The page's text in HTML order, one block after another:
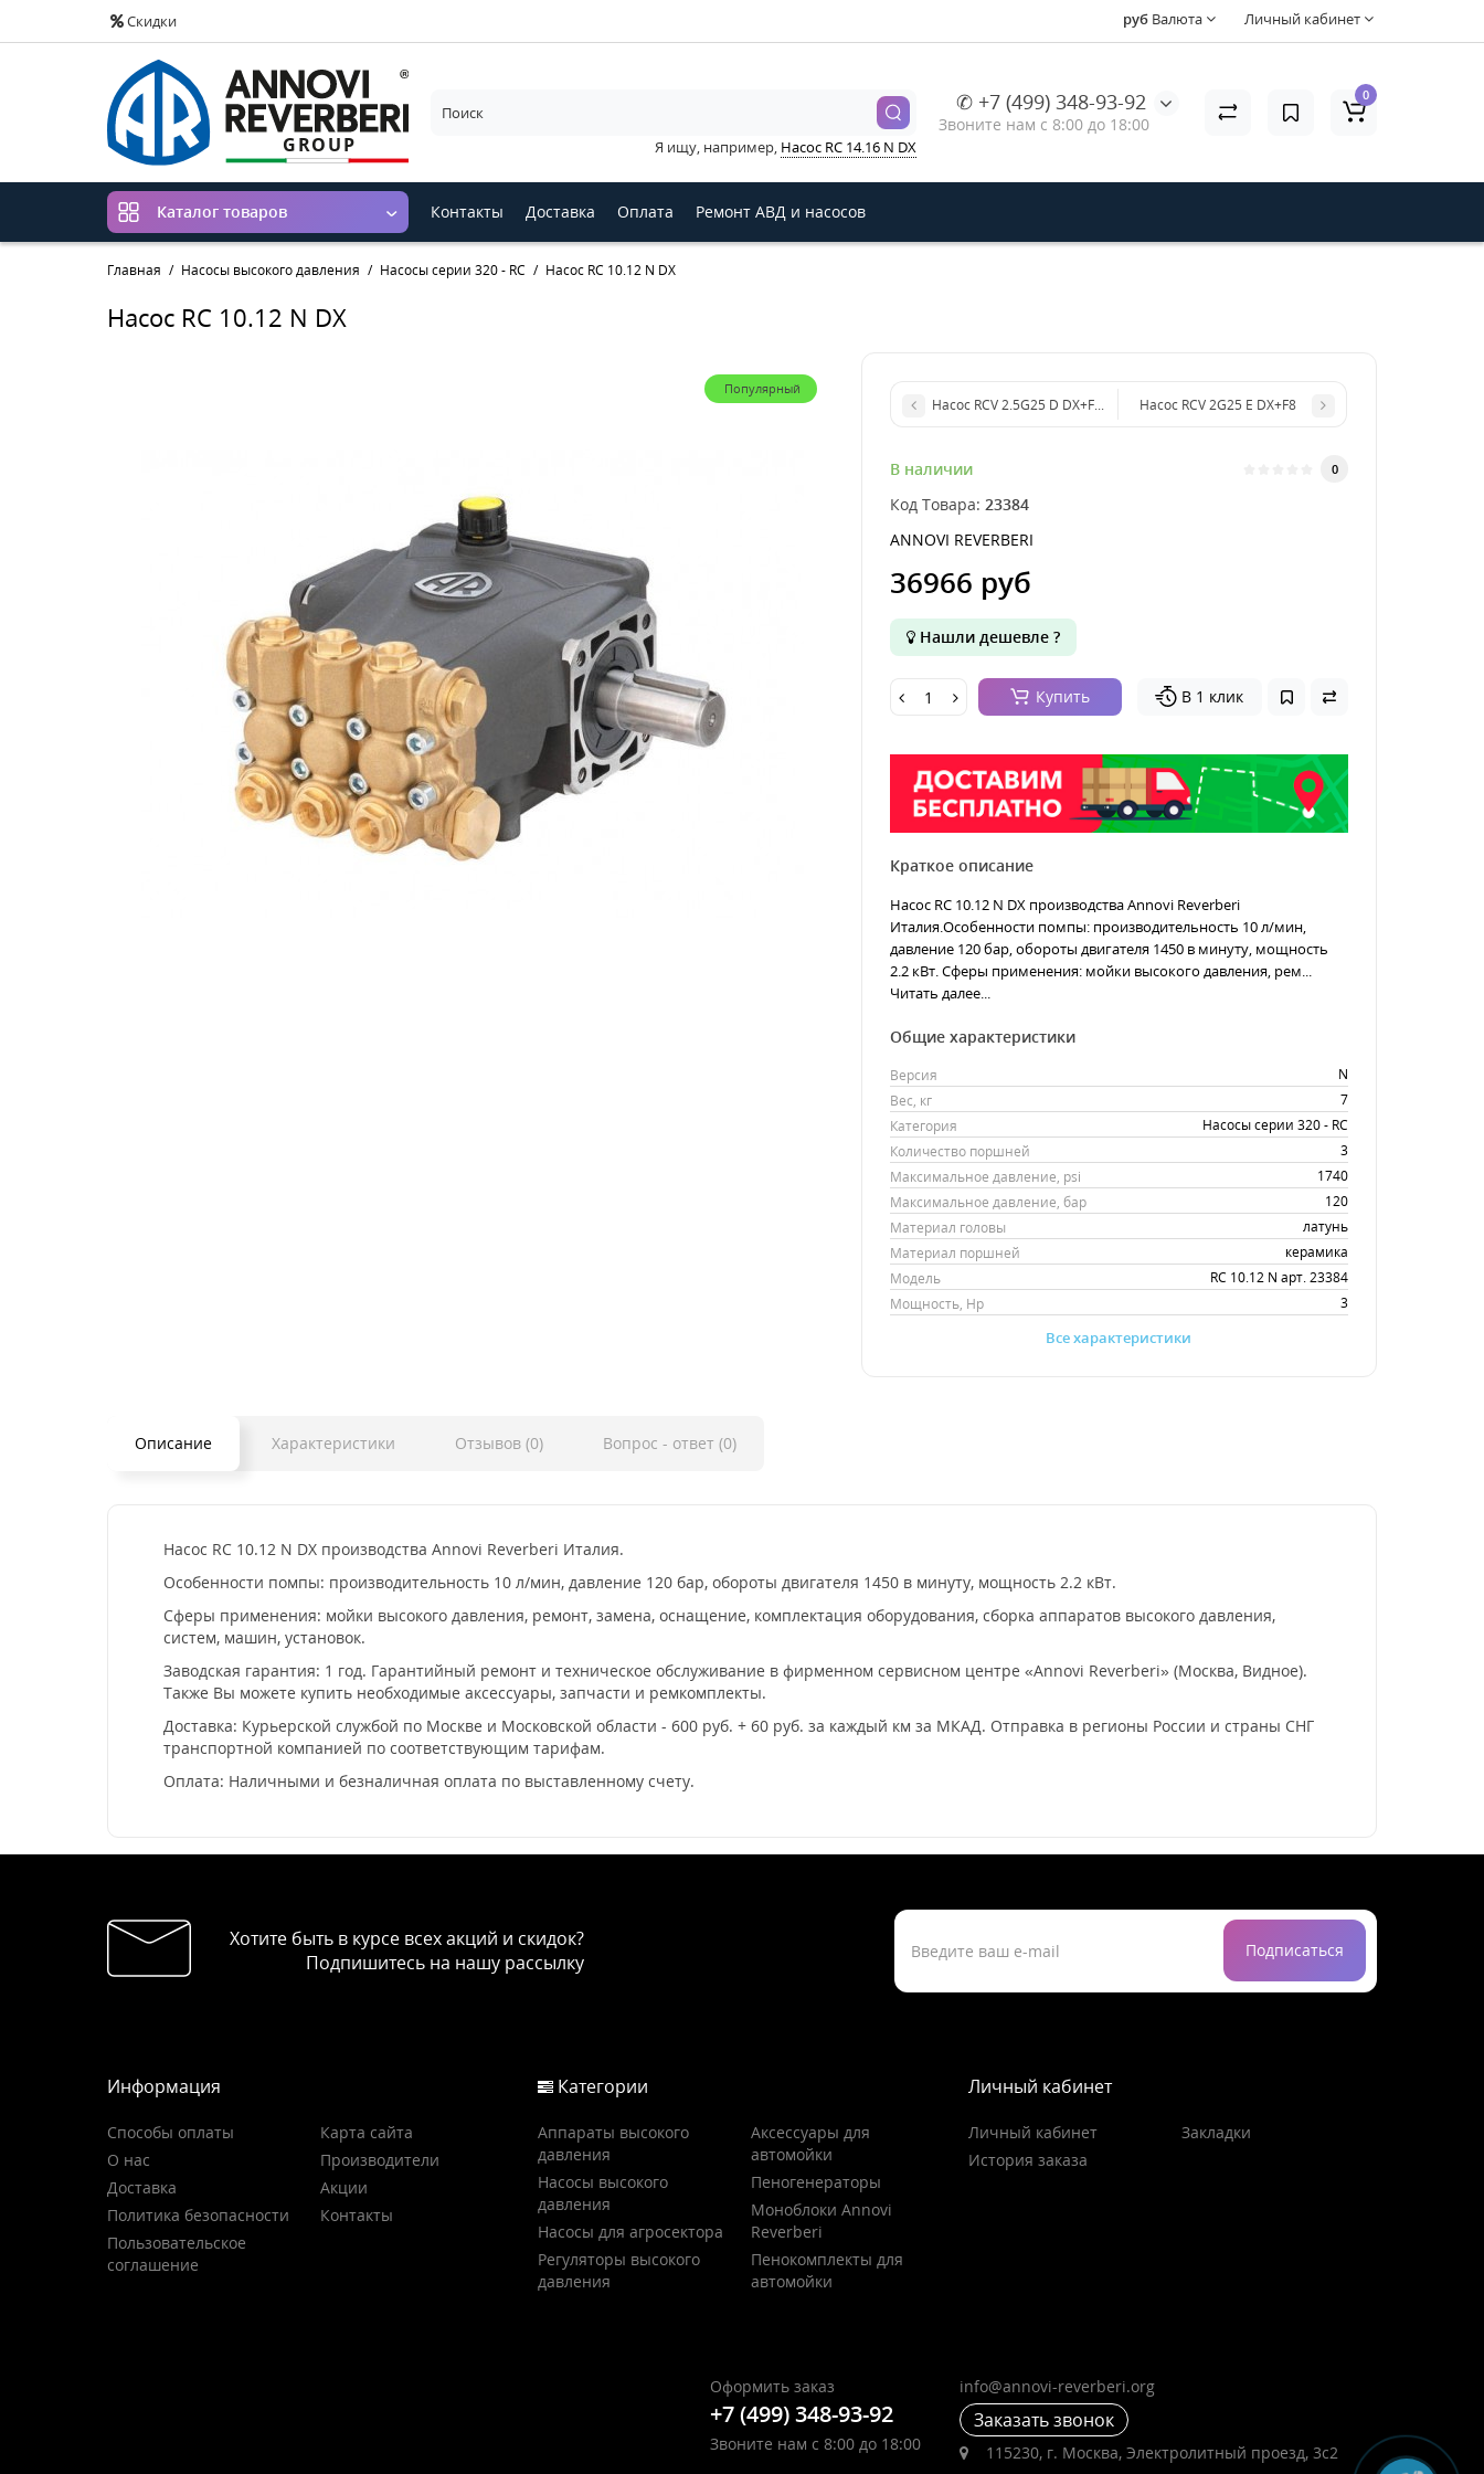
Скидки Личный кабинет
руб Валюта
✆ +7 (499) 348-93-92
Звоните нам с 8:00 до 18:00
Я ищу, например, Насос RC 14.16 N DX
0
Каталог товаров Контакты Доставка Оплата Ремонт АВД и насосов
Главная Насосы высокого давления Насосы серии 320 - RC Насос RC 10.12 N DX
Насос RC 10.12 N DX
Популярный
Насос RCV 2.5G25 D DX+F7+термический клапан 2761380+ручка+EZ-ST
Насос RCV 2G25 E DX+F8
В наличии 0
Код Товара: 23384
ANNOVI REVERBERI
36966 руб
Нашли дешевле ?
Купить В 1 клик
Краткое описание
Насос RC 10.12 N DX производства Annovi Reverberi
Италия.Особенности помпы: производительность 10 л/мин,
давление 120 бар, обороты двигателя 1450 в минуту, мощность
2.2 кВт. Сферы применения: мойки высокого давления, рем...
Читать далее...
Общие характеристики
Версия
N
Вес, кг
7
Категория
Насосы серии 320 - RC
Количество поршней
3
Максимальное давление, psi
1740
Максимальное давление, бар
120
Материал головы
латунь
Материал поршней
керамика
Модель
RC 10.12 N арт. 23384
Мощность, Hp
3
Все характеристики
Описание Характеристики Отзывов (0) Вопрос - ответ (0)
Насос RC 10.12 N DX производства Annovi Reverberi Италия.
Особенности помпы: производительность 10 л/мин, давление 120 бар, обороты двигателя 1450 в минуту, мощность 2.2 кВт.
Сферы применения: мойки высокого давления, ремонт, замена, оснащение, комплектация оборудования, сборка аппаратов высокого давления,
систем, машин, установок.
Заводская гарантия: 1 год. Гарантийный ремонт и техническое обслуживание в фирменном сервисном центре «Annovi Reverberi» (Москва, Видное).
Также Вы можете купить необходимые аксессуары, запчасти и ремкомплекты.
Доставка: Курьерской службой по Москве и Московской области - 600 руб. + 60 руб. за каждый км за МКАД. Отправка в регионы России и страны СНГ
транспортной компанией по соответствующим тарифам.
Оплата: Наличными и безналичная оплата по выставленному счету.
Хотите быть в курсе всех акций и скидок?
Подпишитесь на нашу рассылку
Подписаться
Информация
Способы оплаты
О нас
Доставка
Политика безопасности
Пользовательское
соглашение
Карта сайта
Производители
Акции
Контакты
Категории
Аппараты высокого
давления
Насосы высокого
давления
Насосы для агросектора
Регуляторы высокого
давления
Аксессуары для
автомойки
Пеногенераторы
Моноблоки Annovi
Reverberi
Пенокомплекты для
автомойки
Личный кабинет
Личный кабинет
История заказа
Закладки
Оформить заказ
+7 (499) 348-93-92
Звоните нам с 8:00 до 18:00
info@annovi-reverberi.org
Заказать звонок
115230, г. Москва, Электролитный проезд, 3с2